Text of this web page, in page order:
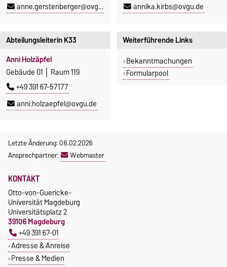
anne.gerstenberger@ovgu.de
annika.kirbs@ovgu.de
Abteilungsleiterin K33
Anni Holzäpfel
Gebäude 01 │ Raum 119
+49 391 67-57177
anni.holzaepfel@ovgu.de
Weiterführende Links
Bekanntmachungen
Formularpool
Letzte Änderung: 06.02.2026
Ansprechpartner:
Webmaster
KONTAKT
Otto-von-Guericke-
Universität Magdeburg
Universitätsplatz 2
39106 Magdeburg
+49 391 67-01
Adresse & Anreise
Presse & Medien